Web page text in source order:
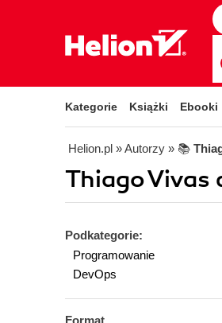
Kategorie Książki Ebooki
Helion.pl » Autorzy » 📚
Thiago Vivas
Podkategorie:
Programowanie
DevOps
Format